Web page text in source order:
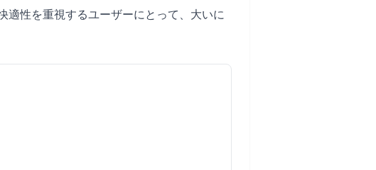
適性を重視するユーザーにとって、大いに